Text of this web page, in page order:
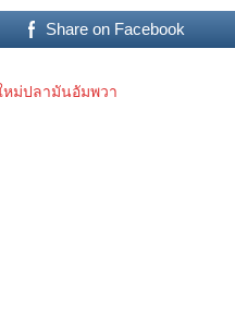
Share on Facebook
หม่ปลามันอัมพวา